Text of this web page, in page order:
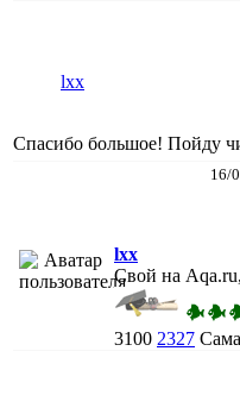
lxx
Спасибо большое! Пойду
16/
lxx
Свой на
3100 2327